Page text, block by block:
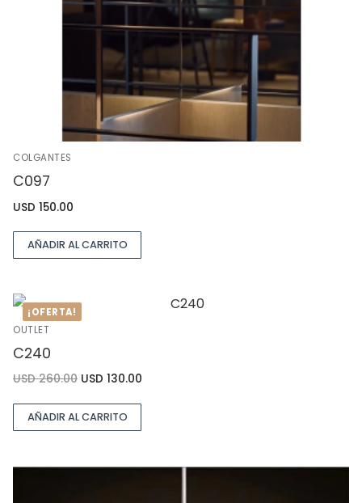
COLGANTES
C097
USD 150.00
AÑADIR AL CARRITO
¡OFERTA!
OUTLET
C240
USD260.00 USD 130.00
AÑADIR AL CARRITO